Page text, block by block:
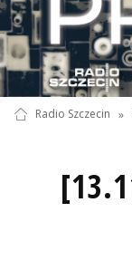
Radio Szczecin »